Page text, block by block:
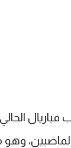
فياريال
وهو